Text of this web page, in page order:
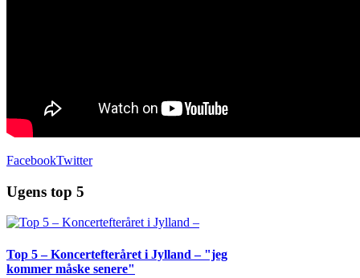
FacebookTwitter
Ugens top 5
Top 5 – Koncertefteråret i Jylland – "jeg
kommer måske senere"